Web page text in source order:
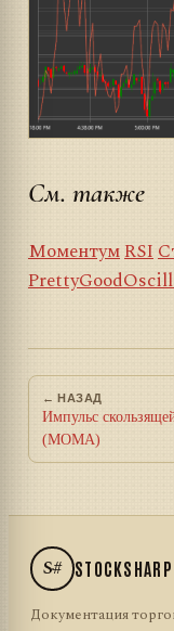
См. также
МоментумRSI
← НАЗАД
Импульс
(MOMA)
S# STOCKSHARP
Документация